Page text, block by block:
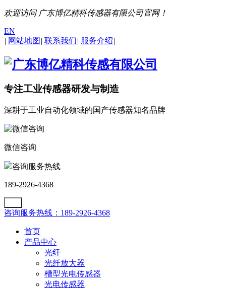
欢迎访问 广东博亿精科传感器有限公司官网！
EN
| 网站地图 | 联系我们| 服务介绍|
专注工业传感器研发与制造
深耕于工业自动化领域的国产传感器知名品牌
微信咨询
咨询服务热线
189-2926-4368
咨询服务热线：189-2926-4368
首页
产品中心
光纤
光纤放大器
槽型光电传感器
光电传感器